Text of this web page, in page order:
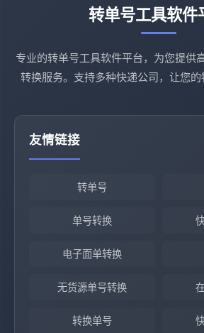
转单号工具软件
专业的转单号工具软件平台，为您提供
转换服务。支持多种快递公司，让您的
友情链接
转单号
单号转换
电子面单转换
无货源单号转换
转换单号